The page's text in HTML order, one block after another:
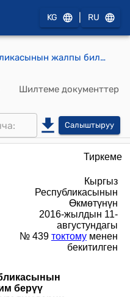
KG RU
"Кыргыз Республикасынын жалпы билим берүү уюмдарынын мугалимдерин аттестациядан өткөрүүнүн тартиби жөнүндө ЖОБО" (Кыргыз Республикасынын Өкмөтүнүн 2016-жылдын 11-августундагы № 439 токтому менен бекитилген)
Шилтеме документтер
Салыштыруу